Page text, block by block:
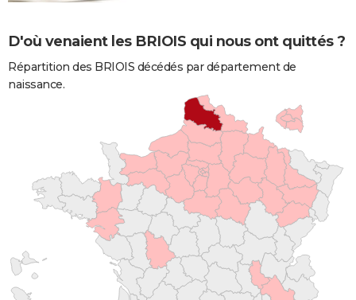
D'où venaient les BRIOIS qui nous ont quittés ?
Répartition des BRIOIS décédés par département de
naissance.